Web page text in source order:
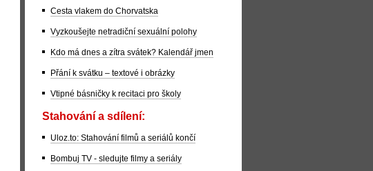
Cesta vlakem do Chorvatska
Vyzkoušejte netradiční sexuální polohy
Kdo má dnes a zítra svátek? Kalendář jmen
Přání k svátku – textové i obrázky
Vtipné básničky k recitaci pro školy
Stahování a sdílení:
Uloz.to: Stahování filmů a seriálů končí
Bombuj TV - sledujte filmy a seriály